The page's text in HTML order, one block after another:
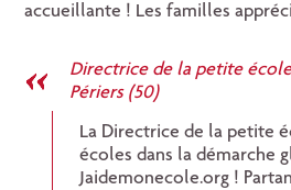
accueillante ! Les familles
La Directrice de la petite
écoles dans la démarche
Jaidemonecole.org !
Directrice de la petite
Périers (50)